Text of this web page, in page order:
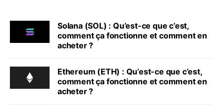
Solana (SOL) : Qu’est-ce que c’est,
comment ça fonctionne et comment en
acheter ?
Ethereum (ETH) : Qu’est-ce que c’est,
comment ça fonctionne et comment en
acheter ?